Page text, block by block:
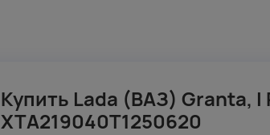
Купить Lada (ВАЗ) Granta, I
XTA219040T1250620